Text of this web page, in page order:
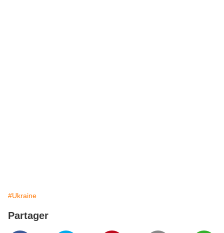
#Ukraine
Partager